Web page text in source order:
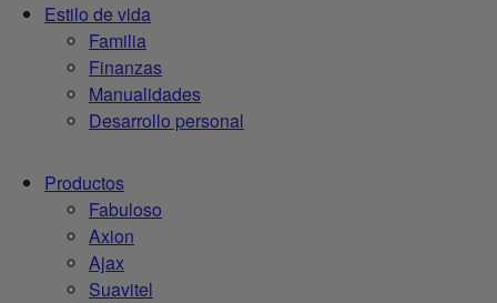
Estilo de vida
Familia
Finanzas
Manualidades
Desarrollo personal
Productos
Fabuloso
Axion
Ajax
Suavitel